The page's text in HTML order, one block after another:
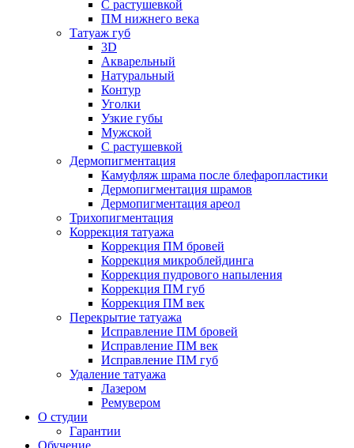
С растушевкой
ПМ нижнего века
Татуаж губ
3D
Акварельный
Натуральный
Контур
Уголки
Узкие губы
Мужской
С растушевкой
Дермопигментация
Камуфляж шрама после блефаропластики
Дермопигментация шрамов
Дермопигментация ареол
Трихопигментация
Коррекция татуажа
Коррекция ПМ бровей
Коррекция микроблейдинга
Коррекция пудрового напыления
Коррекция ПМ губ
Коррекция ПМ век
Перекрытие татуажа
Исправление ПМ бровей
Исправление ПМ век
Исправление ПМ губ
Удаление татуажа
Лазером
Ремувером
О студии
Гарантии
Обучение